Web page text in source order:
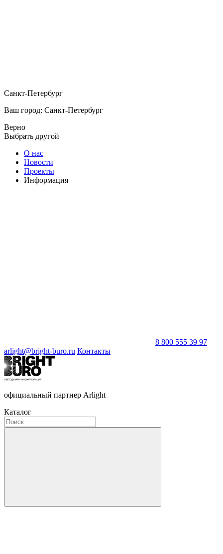
Санкт-Петербург
Ваш город: Санкт-Петербург
Верно
Выбрать другой
О нас
Новости
Проекты
Информация
8 800 555 39 97
arlight@bright-buro.ru Контакты
официальный партнер Arlight
Каталог